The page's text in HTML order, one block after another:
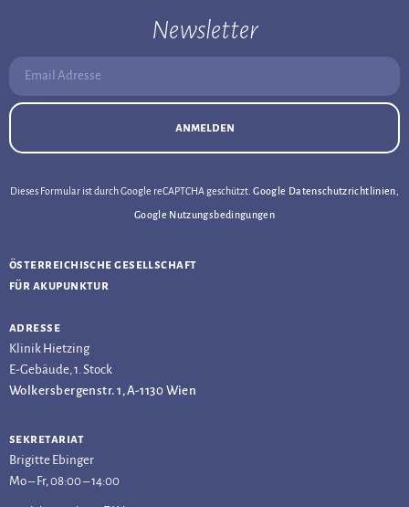
Newsletter
Email Adresse:
anmelden
Dieses Formular ist durch Google reCAPTCHA geschützt.Google Datenschutzrichtlinien
Google Nutzungsbedingungen
österreichische gesellschaft
für akupunktur
adresse
Klinik Hietzing
E-Gebäude, 1. Stock
Wolkersbergenstr. 1, A-1130 Wien
sekretariat
Brigitte Ebinger
Mo – Fr, 08:00 – 14:00